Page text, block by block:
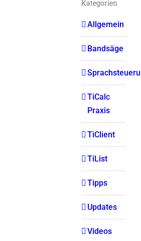
Kategorien
Allgemein
Bandsäge
TiCalc
Praxis
TiClient
TiList
Tipps
Updates
Videos